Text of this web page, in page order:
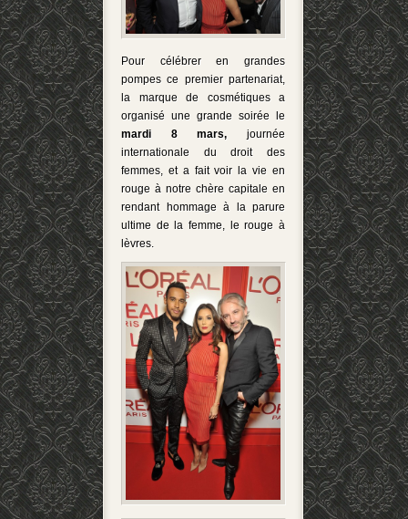
Pour célébrer en grandes
pompes ce premier partenariat,
la marque de cosmétiques a
organisé une grande soirée le
mardi 8 mars, journée
internationale du droit des
femmes, et a fait voir la vie en
rouge à notre chère capitale en
rendant hommage à la parure
ultime de la femme, le rouge à
lèvres.